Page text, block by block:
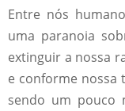
Entre nós
uma paranoia
extinguir a nossa
e conforme nossa
sendo um pouco